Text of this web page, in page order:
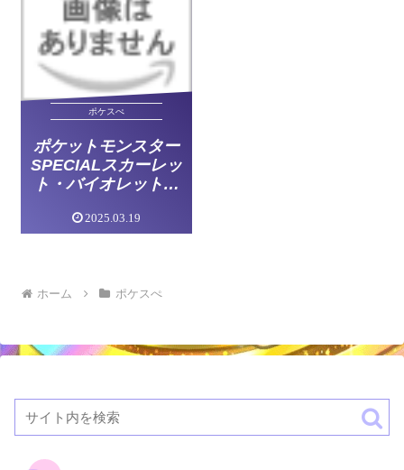
ポケスぺ
ポケットモンスター
SPECIALスカーレッ
ト・バイオレット第
スペSV編】
2025.03.19
ホーム ポケスぺ